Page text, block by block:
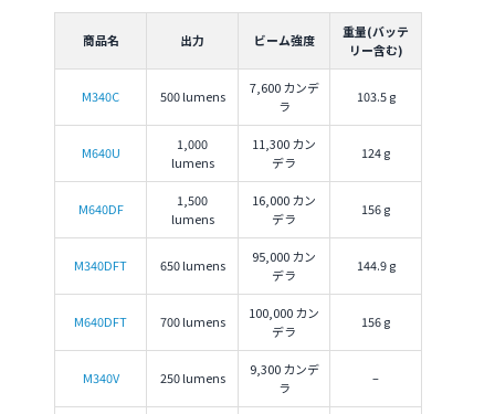
商品名 出力 ビーム強度
重量(バッテ
リー含む)
M340C 500 lumens
7,600 カンデ
ラ
103.5 g
M640U
1,000
lumens
11,300 カン
デラ
124 g
M640DF
1,500
lumens
16,000 カン
デラ
156 g
M340DFT 650 lumens
95,000 カン
デラ
144.9 g
M640DFT 700 lumens
100,000 カン
デラ
156 g
M340V 250 lumens
9,300 カンデ
ラ
–